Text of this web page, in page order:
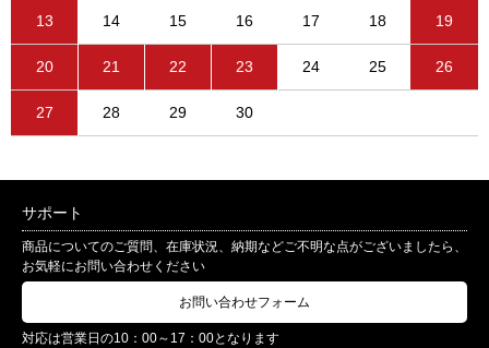
13 14 15 16 17 18 19
20 21 22 23 24 25 26
27 28 29 30
サポート
商品についてのご質問、在庫状況、納期などご不明な点がございましたら、
お気軽にお問い合わせください
お問い合わせフォーム
対応は営業日の10：00～17：00となります